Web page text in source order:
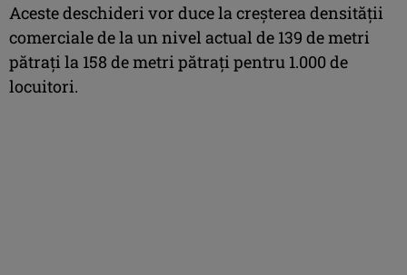
Aceste deschideri vor duce la creşterea densităţii
comerciale de la un nivel actual de 139 de metri
pătraţi la 158 de metri pătraţi pentru 1.000 de
locuitori.